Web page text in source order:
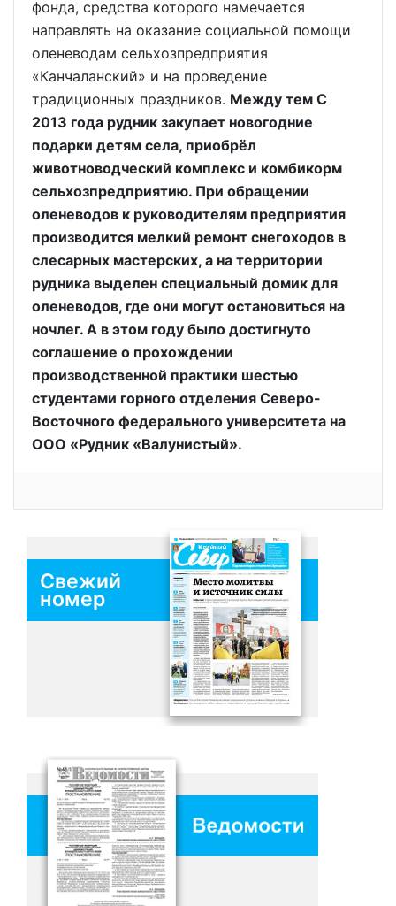
фонда, средства которого намечается
направлять на оказание социальной помощи
оленеводам сельхозпредприятия
«Канчаланский» и на проведение
традиционных праздников. Между тем С
2013 года рудник закупает новогодние
подарки детям села, приобрёл
животноводческий комплекс и комбикорм
сельхозпредприятию. При обращении
оленеводов к руководителям предприятия
производится мелкий ремонт снегоходов в
слесарных мастерских, а на территории
рудника выделен специальный домик для
оленеводов, где они могут остановиться на
ночлег. А в этом году было достигнуто
соглашение о прохождении
производственной практики шестью
студентами горного отделения Северо-
Восточного федерального университета на
ООО «Рудник «Валунистый».
Свежий
номер